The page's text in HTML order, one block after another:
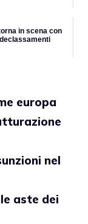
in scena con
europa
nel
aste dei